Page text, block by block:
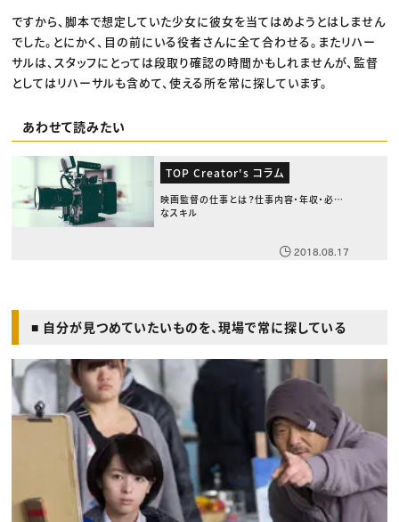
ですから、脚本で想定していた少女に彼女を当てはめようとはしません
でした。とにかく、目の前にいる役者さんに全て合わせる。またリハー
サルは、スタッフにとっては段取り確認の時間かもしれませんが、監督
としてはリハーサルも含めて、使える所を常に探しています。
あわせて読みたい
TOP Creator's コラム
映画監督の仕事とは？仕事内容・年収・必要
なスキル
2018.08.17
■ 自分が見つめていたいものを、現場で常に探している